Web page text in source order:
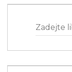
Zadejte